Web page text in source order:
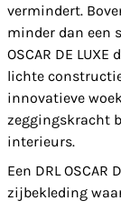
vermindert.
minder dan een
OSCAR DE
lichte
innovatieve
zeggingskracht
interieurs.
Een DRL OSCAR
zijbekleding